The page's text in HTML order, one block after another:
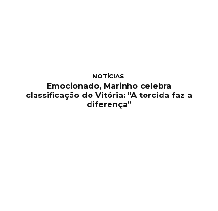
NOTÍCIAS
Emocionado, Marinho celebra
classificação do Vitória: “A torcida faz a
diferença”